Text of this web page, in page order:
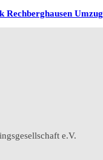
Rechberghausen Umzug
e.V.